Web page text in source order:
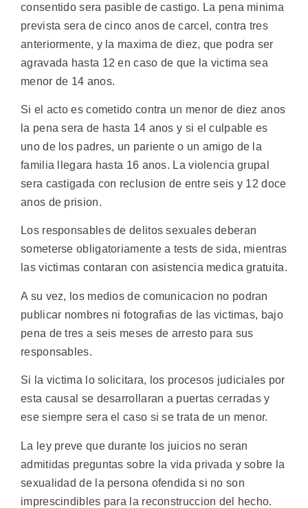
consentido sera pasible de castigo. La pena minima
prevista sera de cinco anos de carcel, contra tres
anteriormente, y la maxima de diez, que podra ser
agravada hasta 12 en caso de que la victima sea
menor de 14 anos.
Si el acto es cometido contra un menor de diez anos
la pena sera de hasta 14 anos y si el culpable es
uno de los padres, un pariente o un amigo de la
familia llegara hasta 16 anos. La violencia grupal
sera castigada con reclusion de entre seis y 12 doce
anos de prision.
Los responsables de delitos sexuales deberan
someterse obligatoriamente a tests de sida, mientras
las victimas contaran con asistencia medica gratuita.
A su vez, los medios de comunicacion no podran
publicar nombres ni fotografias de las victimas, bajo
pena de tres a seis meses de arresto para sus
responsables.
Si la victima lo solicitara, los procesos judiciales por
esta causal se desarrollaran a puertas cerradas y
ese siempre sera el caso si se trata de un menor.
La ley preve que durante los juicios no seran
admitidas preguntas sobre la vida privada y sobre la
sexualidad de la persona ofendida si no son
imprescindibles para la reconstruccion del hecho.